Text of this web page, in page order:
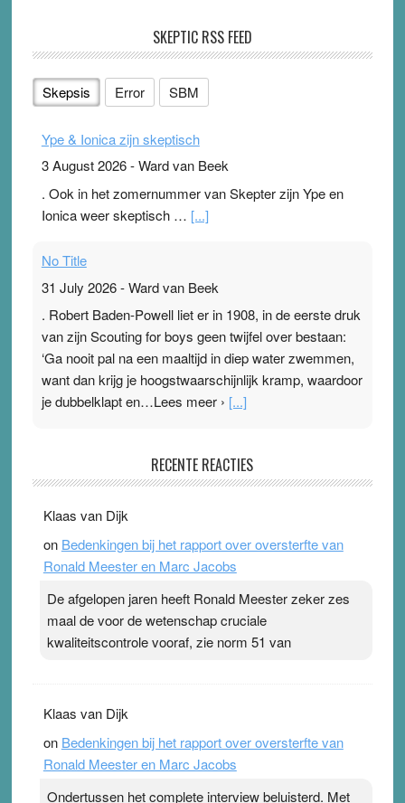
SKEPTIC RSS FEED
Skepsis Error SBM
Ype & Ionica zijn skeptisch
3 August 2026-Ward van Beek
. Ook in het zomernummer van Skepter zijn Ype en
Ionica weer skeptisch … [...]
No Title
31 July 2026-Ward van Beek
. Robert Baden-Powell liet er in 1908, in de eerste druk
van zijn Scouting for boys geen twijfel over bestaan:
‘Ga nooit pal na een maaltijd in diep water zwemmen,
want dan krijg je hoogstwaarschijnlijk kramp, waardoor
je dubbelklapt en…Lees meer › [...]
Ward van Beek
topsporters. Ze hopen ermee hun hartslag te verlagen
terwijl ze meer zuurstof opnemen. Daarop heeft zo’n
pleister geen effect. Maar het gevoel ‘makkelijker te
Pleisterplakkers in de topspsort › [...]
RECENTE REACTIES
Klaas van Dijk
on Bedenkingen bij het rapport over oversterfte van
Ronald Meester en Marc Jacobs
De afgelopen jaren heeft Ronald Meester zeker zes
maal de voor de wetenschap cruciale
kwaliteitscontrole vooraf, zie norm 51 van
Klaas van Dijk
on Bedenkingen bij het rapport over oversterfte van
Ronald Meester en Marc Jacobs
Ondertussen het complete interview beluisterd. Met